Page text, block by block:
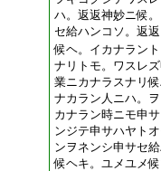
ハ。返返神妙ニ候
セ給ハンコソ。返
候ヘ。イカナラン
ナリトモ。ワスレ
業ニカナラスナリ
ナカラン人ニハ。
カナラン時ニモ申
ンジテ申サハヤト
ンヲネンシ申サセ
候ヘキ。ユメユメ